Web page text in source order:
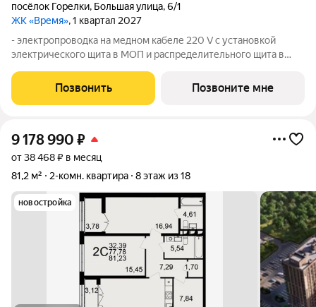
посёлок Горелки, Большая улица,6/1
ЖК «Время», 1 квартал 2027
- электропроводка на медном кабеле 220 V с установкой
электрического щита в МОП и распределительного щита в
выключатели; - установлена силовая электрическая розетка
для самостоятельной установки
Позвонить Позвоните мне
9 178 990 ₽
от 38 468 ₽ в месяц
81,2 м²
2-комн. квартира 8 этаж из 18
новостройка